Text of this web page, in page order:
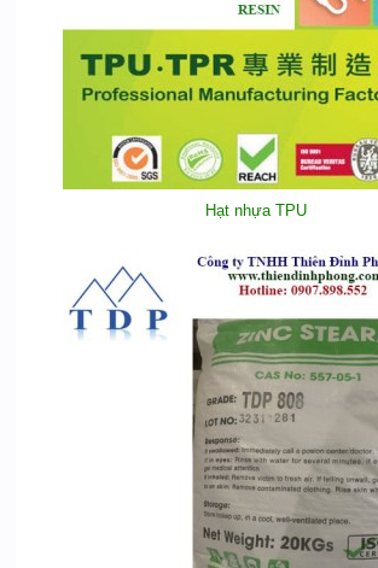
Hạt nhựa TPU